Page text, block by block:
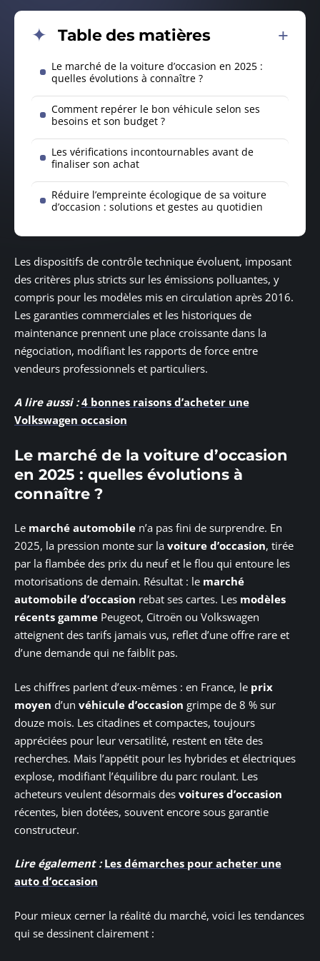
Table des matières
Le marché de la voiture d’occasion en 2025 :
quelles évolutions à connaître ?
Comment repérer le bon véhicule selon ses
besoins et son budget ?
Les vérifications incontournables avant de
finaliser son achat
Réduire l’empreinte écologique de sa voiture
d’occasion : solutions et gestes au quotidien
Les dispositifs de contrôle technique évoluent, imposant
des critères plus stricts sur les émissions polluantes, y
compris pour les modèles mis en circulation après 2016.
Les garanties commerciales et les historiques de
maintenance prennent une place croissante dans la
négociation, modifiant les rapports de force entre
vendeurs professionnels et particuliers.
A lire aussi : 4 bonnes raisons d’acheter une
Volkswagen occasion
Le marché de la voiture d’occasion
en 2025 : quelles évolutions à
connaître ?
Le marché automobile n’a pas fini de surprendre. En
2025, la pression monte sur la voiture d’occasion, tirée
par la flambée des prix du neuf et le flou qui entoure les
motorisations de demain. Résultat : le marché
automobile d’occasion rebat ses cartes. Les modèles
récents gamme Peugeot, Citroën ou Volkswagen
atteignent des tarifs jamais vus, reflet d’une offre rare et
d’une demande qui ne faiblit pas.
Les chiffres parlent d’eux-mêmes : en France, le prix
moyen d’un véhicule d’occasion grimpe de 8 % sur
douze mois. Les citadines et compactes, toujours
appréciées pour leur versatilité, restent en tête des
recherches. Mais l’appétit pour les hybrides et électriques
explose, modifiant l’équilibre du parc roulant. Les
acheteurs veulent désormais des voitures d’occasion
récentes, bien dotées, souvent encore sous garantie
constructeur.
Lire également : Les démarches pour acheter une
auto d’occasion
Pour mieux cerner la réalité du marché, voici les tendances
qui se dessinent clairement :